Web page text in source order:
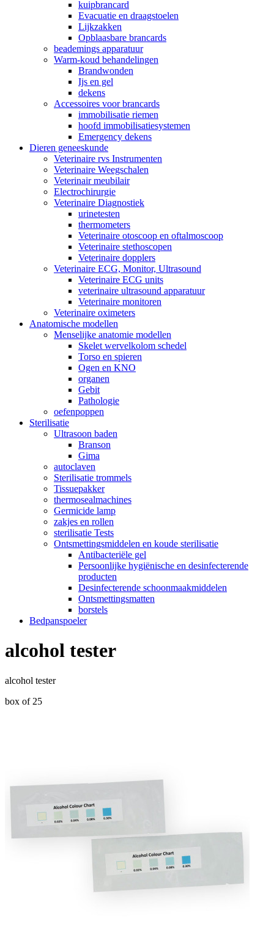
kuipbrancard
Evacuatie en draagstoelen
Lijkzakken
Opblaasbare brancards
beademings apparatuur
Warm-koud behandelingen
Brandwonden
Ijs en gel
dekens
Accessoires voor brancards
immobilisatie riemen
hoofd immobilisatiesystemen
Emergency dekens
Dieren geneeskunde
Veterinaire rvs Instrumenten
Veterinaire Weegschalen
Veterinair meubilair
Electrochirurgie
Veterinaire Diagnostiek
urinetesten
thermometers
Veterinaire otoscoop en oftalmoscoop
Veterinaire stethoscopen
Veterinaire dopplers
Veterinaire ECG, Monitor, Ultrasound
Veterinaire ECG units
veterinaire ultrasound apparatuur
Veterinaire monitoren
Veterinaire oximeters
Anatomische modellen
Menselijke anatomie modellen
Skelet wervelkolom schedel
Torso en spieren
Ogen en KNO
organen
Gebit
Pathologie
oefenpoppen
Sterilisatie
Ultrasoon baden
Branson
Gima
autoclaven
Sterilisatie trommels
Tissuepakker
thermosealmachines
Germicide lamp
zakjes en rollen
sterilisatie Tests
Ontsmettingsmiddelen en koude sterilisatie
Antibacteriële gel
Persoonlijke hygiënische en desinfecterende
producten
Desinfecterende schoonmaakmiddelen
Ontsmettingsmatten
borstels
Bedpanspoeler
alcohol tester
alcohol tester
box of 25